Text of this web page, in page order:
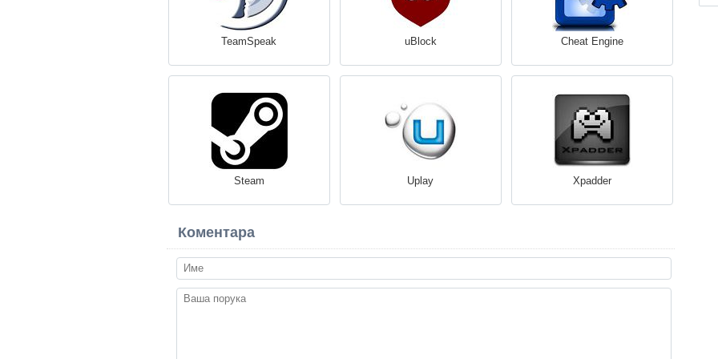
TeamSpeak uBlock Cheat Engine
Steam Uplay Xpadder
Коментара